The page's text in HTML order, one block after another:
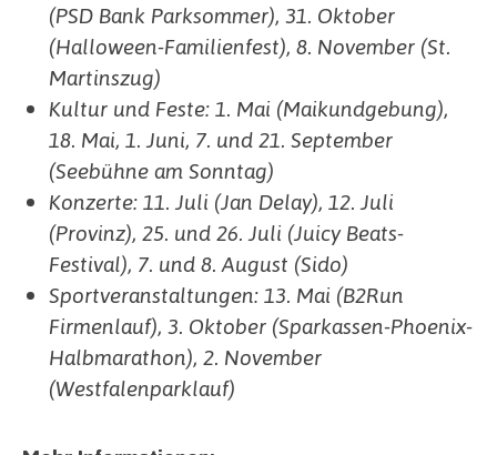
(PSD Bank Parksommer), 31. Oktober
(Halloween-Familienfest), 8. November (St.
Martinszug)
Kultur und Feste: 1. Mai (Maikundgebung),
18. Mai, 1. Juni, 7. und 21. September
(Seebühne am Sonntag)
Konzerte: 11. Juli (Jan Delay), 12. Juli
(Provinz), 25. und 26. Juli (Juicy Beats-
Festival), 7. und 8. August (Sido)
Sportveranstaltungen: 13. Mai (B2Run
Firmenlauf), 3. Oktober (Sparkassen-Phoenix-
Halbmarathon), 2. November
(Westfalenparklauf)